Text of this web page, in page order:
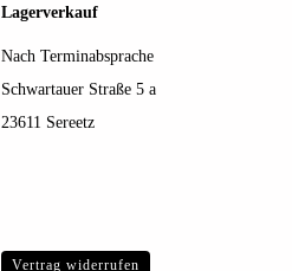
Lagerverkauf
Nach Terminabsprache
Schwartauer Straße 5 a
23611 Sereetz
Vertrag widerrufen